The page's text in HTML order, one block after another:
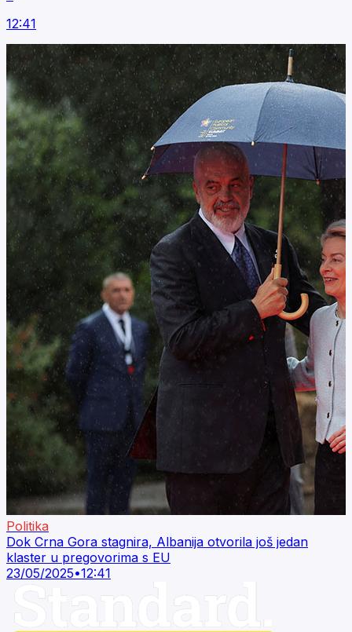
12:41
Politika
Dok Crna Gora stagnira, Albanija otvorila još jedan
klaster u pregovorima s EU
23/05/2025•12:41